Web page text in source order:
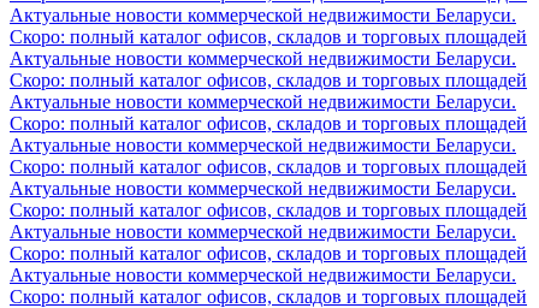
Актуальные новости коммерческой недвижимости Беларуси.
Скоро: полный каталог офисов, складов и торговых площадей
Актуальные новости коммерческой недвижимости Беларуси.
Скоро: полный каталог офисов, складов и торговых площадей
Актуальные новости коммерческой недвижимости Беларуси.
Скоро: полный каталог офисов, складов и торговых площадей
Актуальные новости коммерческой недвижимости Беларуси.
Скоро: полный каталог офисов, складов и торговых площадей
Актуальные новости коммерческой недвижимости Беларуси.
Скоро: полный каталог офисов, складов и торговых площадей
Актуальные новости коммерческой недвижимости Беларуси.
Скоро: полный каталог офисов, складов и торговых площадей
Актуальные новости коммерческой недвижимости Беларуси.
Скоро: полный каталог офисов, складов и торговых площадей